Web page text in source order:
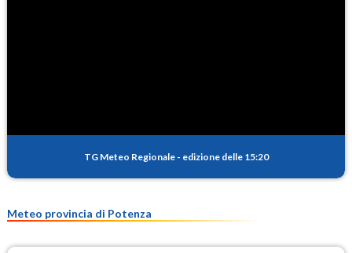
PM25
TG Meteo Regionale - edizione delle 15:20
Meteo provincia di Potenza